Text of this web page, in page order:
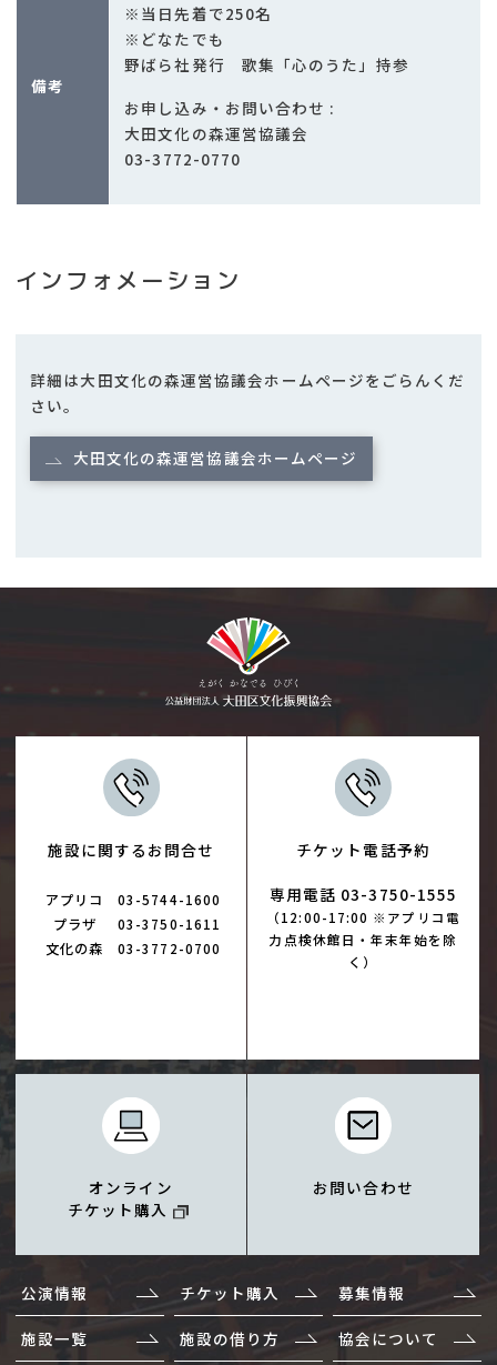
備考
※当日先着で250名
※どなたでも
野ばら社発行 歌集「心のうた」持参
お申し込み・お問い合わせ :
大田文化の森運営協議会
03-3772-0770
インフォメーション
詳細は大田文化の森運営協議会ホームページをごらんくだ
さい。
大田文化の森運営協議会ホームページ
施設に関するお問合せ
アプリコ 03-5744-1600
プラザ 03-3750-1611
文化の森 03-3772-0700
チケット電話予約
専用電話 03-3750-1555
（12:00-17:00 ※アプリコ電
力点検休館日・年末年始を除
く）
オンライン
チケット購入
お問い合わせ
公演情報 チケット購入 募集情報
施設一覧 施設の借り方 協会について